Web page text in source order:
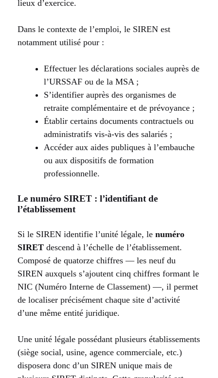
lieux d’exercice.
Dans le contexte de l’emploi, le SIREN est
notamment utilisé pour :
Effectuer les déclarations sociales auprès de
l’URSSAF ou de la MSA ;
S’identifier auprès des organismes de
retraite complémentaire et de prévoyance ;
Établir certains documents contractuels ou
administratifs vis-à-vis des salariés ;
Accéder aux aides publiques à l’embauche
ou aux dispositifs de formation
professionnelle.
Le numéro SIRET : l’identifiant de
l’établissement
Si le SIREN identifie l’unité légale, le numéro
SIRET descend à l’échelle de l’établissement.
Composé de quatorze chiffres — les neuf du
SIREN auxquels s’ajoutent cinq chiffres formant le
NIC (Numéro Interne de Classement) —, il permet
de localiser précisément chaque site d’activité
d’une même entité juridique.
Une unité légale possédant plusieurs établissements
(siège social, usine, agence commerciale, etc.)
disposera donc d’un SIREN unique mais de